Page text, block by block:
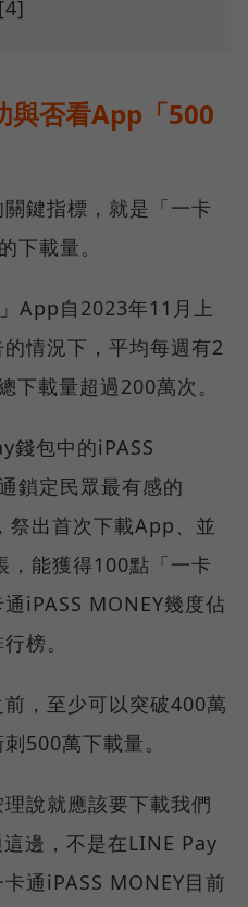
與否看App「500
鍵指標，就是「一卡
下載量。
App自2023年11月上
情況下，平均每週有2
下載量超過200萬次。
錢包中的iPASS
鎖定民眾最有感的
祭出首次下載App、並
，能獲得100點「一卡
iPASS MONEY幾度佔
榜。
，至少可以突破400萬
500萬下載量。
理說就應該要下載我們
邊，不是在LINE Pay
通iPASS MONEY目前